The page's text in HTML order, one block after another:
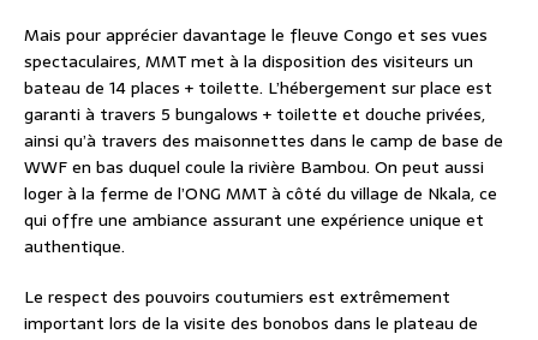
Mais pour apprécier davantage le fleuve Congo et ses vues
spectaculaires, MMT met à la disposition des visiteurs un
bateau de 14 places + toilette. L’hébergement sur place est
garanti à travers 5 bungalows + toilette et douche privées,
ainsi qu’à travers des maisonnettes dans le camp de base de
WWF en bas duquel coule la rivière Bambou. On peut aussi
loger à la ferme de l’ONG MMT à côté du village de Nkala, ce
qui offre une ambiance assurant une expérience unique et
authentique.
Le respect des pouvoirs coutumiers est extrêmement
important lors de la visite des bonobos dans le plateau de